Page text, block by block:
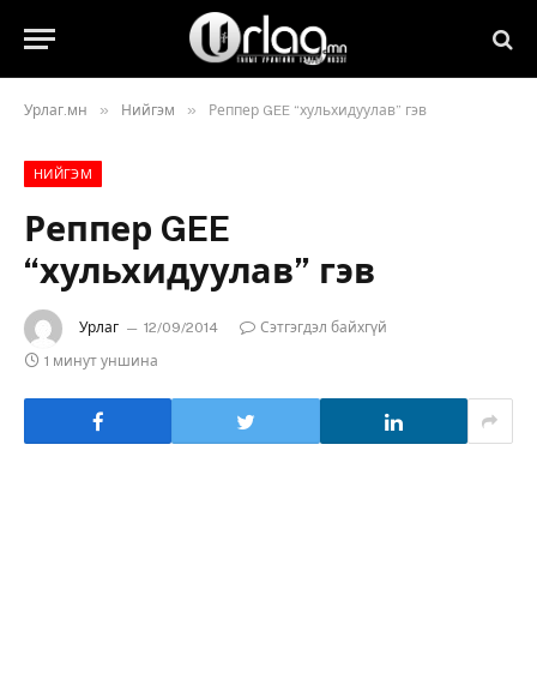
Урлаг.мн » Нийгэм » Реппер GEE “хульхидуулав” гэв
НИЙГЭМ
Реппер GEE
“хульхидуулав” гэв
Урлаг 12/09/2014
Сэтгэгдэл байхгүй
1 минут уншина